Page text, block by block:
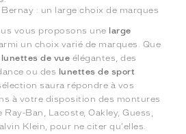
: un large choix de marques
vous proposons une large
un choix varié de marques. Que
lunettes de vue élégantes, des
ou des lunettes de sport
saura répondre à vos
à votre disposition des montures
Ban, Lacoste, Oakley, Guess,
Klein, pour ne citer qu'elles.